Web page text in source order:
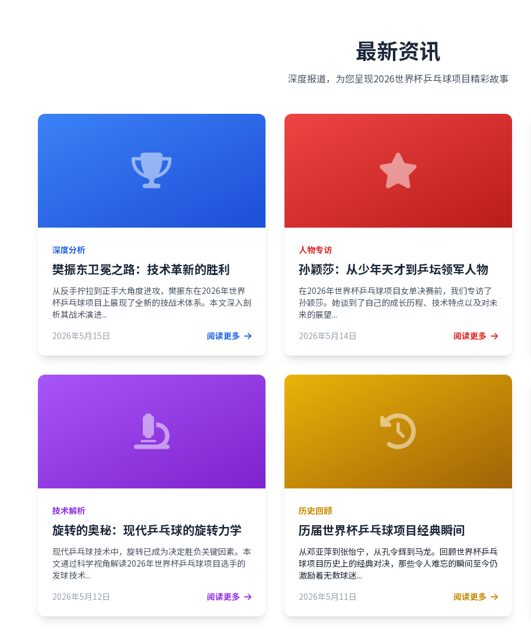
最新资讯
深度报道，为您呈现2026世界杯乒乓球项目精彩故事
深度分析
樊振东卫冕之路：技术革新的胜利
从反手拧拉到正手大角度进攻，樊振东在2026年世界
杯乒乓球项目上展现了全新的技战术体系。本文深入剖
析其战术演进...
2026年5月15日
阅读更多
人物专访
孙颖莎：从少年天才到乒坛领军人物
在2026年世界杯乒乓球项目女单决赛前，我们专访了
孙颖莎。她谈到了自己的成长历程、技术特点以及对未
来的展望...
2026年5月14日
阅读更多
技术解析
旋转的奥秘：现代乒乓球的旋转力学
现代乒乓球技术中，旋转已成为决定胜负关键因素。本
文通过科学视角解读2026年世界杯乒乓球项目选手的
发球技术...
2026年5月12日
阅读更多
历史回顾
历届世界杯乒乓球项目经典瞬间
从邓亚萍到张怡宁，从孔令辉到马龙。回顾世界杯乒乓
球项目历史上的经典对决，那些令人难忘的瞬间至今仍
激励着无数球迷...
2026年5月11日
阅读更多